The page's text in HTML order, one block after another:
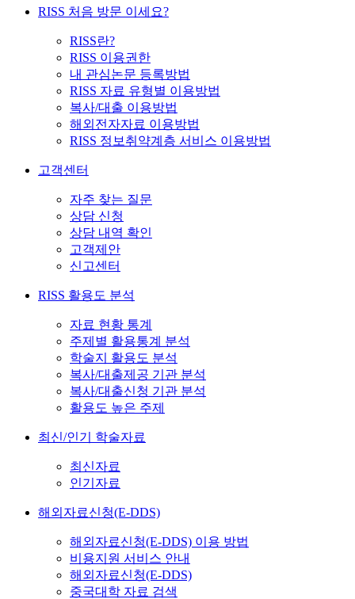
RISS 처음 방문 이세요?
RISS란?
RISS 이용권한
내 관심논문 등록방법
RISS 자료 유형별 이용방법
복사/대출 이용방법
해외전자자료 이용방법
RISS 정보취약계층 서비스 이용방법
고객센터
자주 찾는 질문
상담 신청
상담 내역 확인
고객제안
신고센터
RISS 활용도 분석
자료 현황 통계
주제별 활용통계 분석
학술지 활용도 분석
복사/대출제공 기관 분석
복사/대출신청 기관 분석
활용도 높은 주제
최신/인기 학술자료
최신자료
인기자료
해외자료신청(E-DDS)
해외자료신청(E-DDS) 이용 방법
비용지원 서비스 안내
해외자료신청(E-DDS)
중국대학 자료 검색